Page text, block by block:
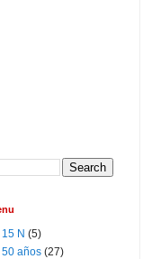
15 N (5)
50 años (27)